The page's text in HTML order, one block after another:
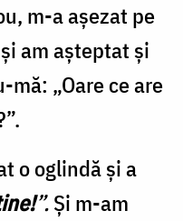
m-a așezat pe
am așteptat și
„Oare ce are
o oglindă și a
”.Și m-am